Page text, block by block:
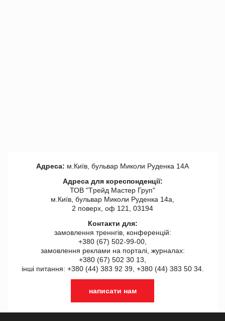
Адреса: м.Київ, бульвар Миколи Руденка 14А
Адреса для кореспонденції:
ТОВ "Tрейд Мастер Груп"
м.Київ, бульвар Миколи Руденка 14а,
2 поверх, оф 121, 03194
Контакти для:
замовлення треннгів, конференцій:
+380 (67) 502-99-00,
замовлення реклами на порталі, журналах:
+380 (67) 502 30 13,
інші питання: +380 (44) 383 92 39, +380 (44) 383 50 34.
написати нам